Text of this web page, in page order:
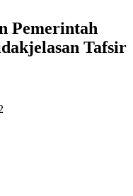
Pemerintah
Tafsir